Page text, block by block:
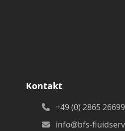
Kontakt
+49 (0) 2865
info@bfs-